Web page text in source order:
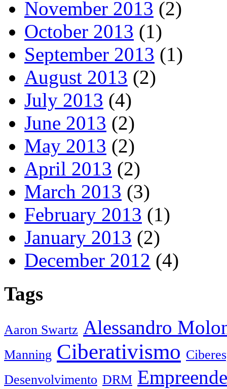
November 2013 (2)
October 2013 (1)
September 2013 (1)
August 2013 (2)
July 2013 (4)
June 2013 (2)
May 2013 (2)
April 2013 (2)
March 2013 (3)
February 2013 (1)
January 2013 (2)
December 2012 (4)
Tags
Aaron Swartz Alessandro
Manning Ciberativismo
Desenvolvimento DRM